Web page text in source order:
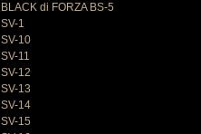
BLACK di FORZA BS-5
SV-1
SV-10
SV-11
SV-12
SV-13
SV-14
SV-15